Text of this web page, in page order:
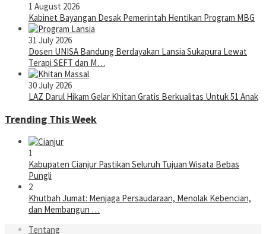
1 August 2026
Kabinet Bayangan Desak Pemerintah Hentikan Program MBG
31 July 2026
Dosen UNISA Bandung Berdayakan Lansia Sukapura Lewat
Terapi SEFT dan M…
30 July 2026
LAZ Darul Hikam Gelar Khitan Gratis Berkualitas Untuk 51 Anak
Trending This Week
1
Kabupaten Cianjur Pastikan Seluruh Tujuan Wisata Bebas
Pungli
2
Khutbah Jumat: Menjaga Persaudaraan, Menolak Kebencian,
dan Membangun …
Tentang